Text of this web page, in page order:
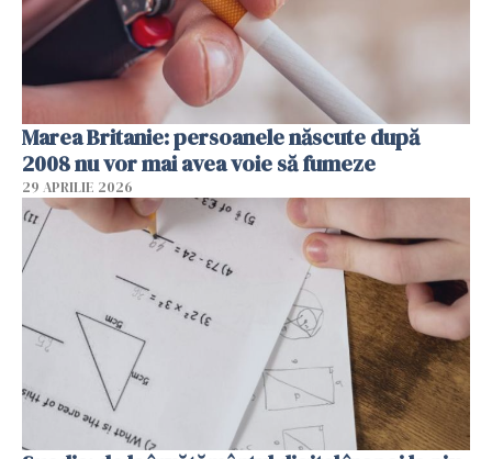
Marea Britanie: persoanele născute după
2008 nu vor mai avea voie să fumeze
29 APRILIE 2026